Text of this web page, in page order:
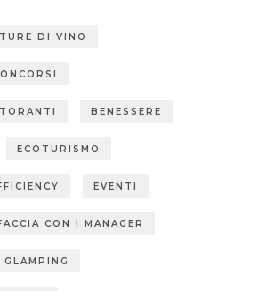
DI VINO
BENESSERE
ECOTURISMO
EVENTI
CON I MANAGER
GLAMPING